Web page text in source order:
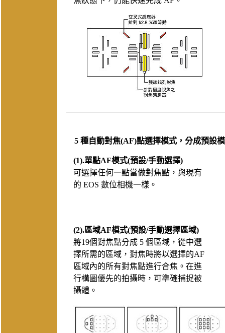
5 種自動對焦(AF)點選擇模式，分成預設
(1).單點AF模式(預設/手動選擇)
可選擇任何一點當做對焦點，與現有
的 EOS 數位相機一樣。
(2).區域AF模式(預設/手動選擇區域)
將19個對焦點分成 5 個區域，從中選
擇所需的區域，對焦時將以選擇的AF
區域內的所有對焦點進行合焦。在進
行構圖優先的拍攝時，可準確捕捉被
攝體。